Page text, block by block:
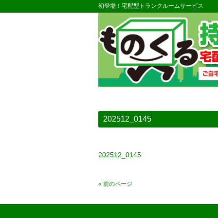
初登場！宅配型トランクルームサービス
202512_0145
202512_0145
« 前のページ